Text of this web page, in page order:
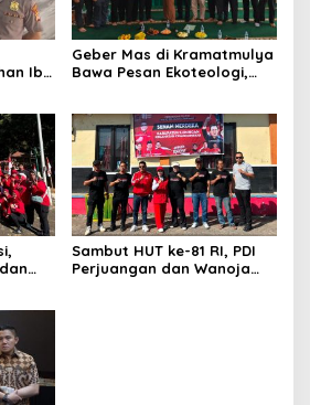
Ibu
Geber Mas di Kramatmulya
Bawa Pesan Ekoteologi,
Sambut HUT ke-81 RI, PDI
Perjuangan dan Wanoja